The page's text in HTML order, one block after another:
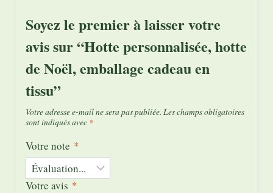
Soyez le premier à laisser votre
avis sur “Hotte personnalisée, hotte
de Noël, emballage cadeau en
tissu”
Votre adresse e-mail ne sera pas publiée. Les champs obligatoires
sont indiqués avec *
Votre note *
Votre avis *